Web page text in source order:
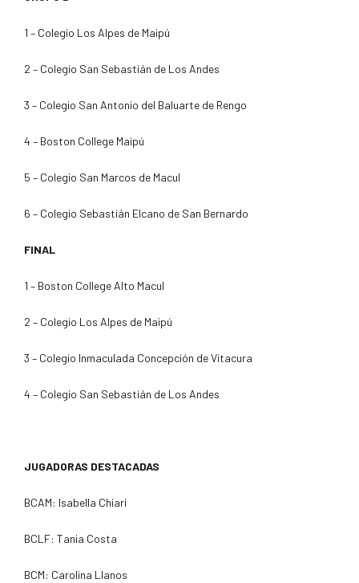
1 – Colegio Los Alpes de Maipú
2 – Colegio San Sebastián de Los Andes
3 – Colegio San Antonio del Baluarte de Rengo
4 – Boston College Maipú
5 – Colegio San Marcos de Macul
6 – Colegio Sebastián Elcano de San Bernardo
FINAL
1 – Boston College Alto Macul
2 – Colegio Los Alpes de Maipú
3 – Colegio Inmaculada Concepción de Vitacura
4 – Colegio San Sebastián de Los Andes
JUGADORAS DESTACADAS
BCAM: Isabella Chiari
BCLF: Tania Costa
BCM: Carolina Llanos